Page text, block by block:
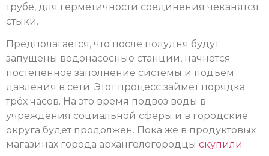
трубе, для герметичности соединения чеканятся
стыки.
Предполагается, что после полудня будут
запущены водонасосные станции, начнется
постепенное заполнение системы и подъем
давления в сети. Этот процесс займет порядка
трёх часов. На это время подвоз воды в
учреждения социальной сферы и в городские
округа будет продолжен. Пока же в продуктовых
магазинах города архангелогородцы скупили